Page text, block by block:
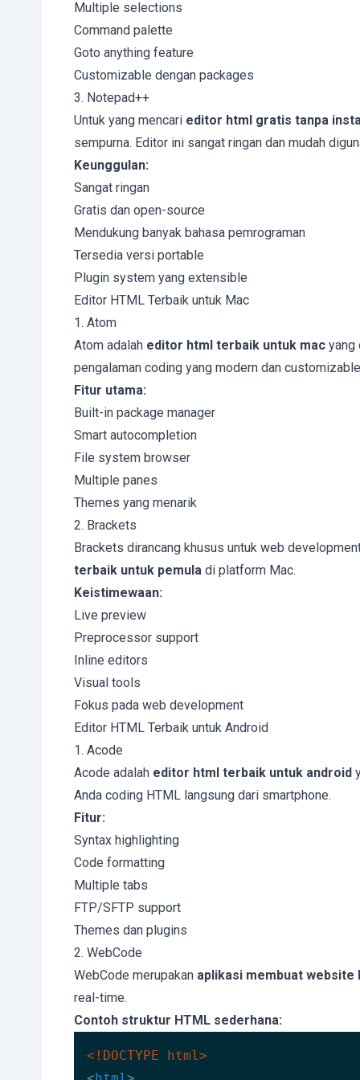
Multiple selections
Command palette
Goto anything feature
Customizable dengan packages
3. Notepad++
Untuk yang mencari editor html gratis tanpa
sempurna. Editor ini sangat ringan dan mudah
Keunggulan:
Sangat ringan
Gratis dan open-source
Mendukung banyak bahasa pemrograman
Tersedia versi portable
Plugin system yang extensible
Editor HTML Terbaik untuk Mac
1. Atom
Atom adalah editor html terbaik untuk mac yang
pengalaman coding yang modern dan
Fitur utama:
Built-in package manager
Smart autocompletion
File system browser
Multiple panes
Themes yang menarik
2. Brackets
Brackets dirancang khusus untuk web
terbaik untuk pemula di platform Mac.
Keistimewaan:
Live preview
Preprocessor support
Inline editors
Visual tools
Fokus pada web development
Editor HTML Terbaik untuk Android
1. Acode
Acode adalah editor html terbaik untuk android
Anda coding HTML langsung dari smartphone.
Fitur:
Syntax highlighting
Code formatting
Multiple tabs
FTP/SFTP support
Themes dan plugins
2. WebCode
WebCode merupakan aplikasi membuat website
real-time.
Contoh struktur HTML sederhana:
<!DOCTYPE html>